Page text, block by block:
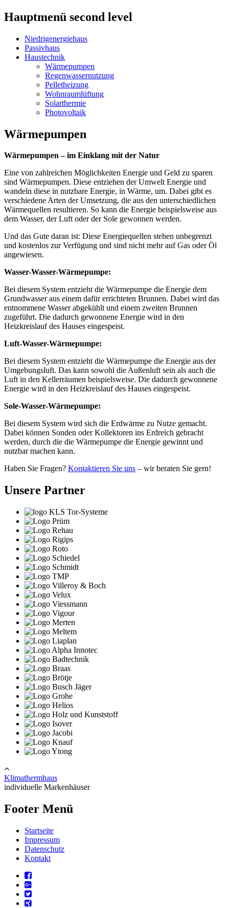
Hauptmenü second level
Niedrigenergiehaus
Passivhaus
Haustechnik
Wärmepumpen
Regenwassernutzung
Pelletheizung
Wohnraumlüftung
Solarthermie
Photovoltaik
Wärmepumpen
Wärmepumpen – im Einklang mit der Natur
Eine von zahlreichen Möglichkeiten Energie und Geld zu sparen
sind Wärmepumpen. Diese entziehen der Umwelt Energie und
wandeln diese in nutzbare Energie, in Wärme, um. Dabei gibt es
verschiedene Arten der Umsetzung, die aus den unterschiedlichen
Wärmequellen resultieren. So kann die Energie beispielsweise aus
dem Wasser, der Luft oder der Sole gewonnen werden.
Und das Gute daran ist: Diese Energiequellen stehen unbegrenzt
und kostenlos zur Verfügung und sind nicht mehr auf Gas oder Öl
angewiesen.
Wasser-Wasser-Wärmepumpe:
Bei diesem System entzieht die Wärmepumpe die Energie dem
Grundwasser aus einem dafür errichteten Brunnen. Dabei wird das
entnommene Wasser abgekühlt und einem zweiten Brunnen
zugeführt. Die dadurch gewonnene Energie wird in den
Heizkreislauf des Hauses eingespeist.
Luft-Wasser-Wärmepumpe:
Bei diesem System entzieht die Wärmepumpe die Energie aus der
Umgebungsluft. Das kann sowohl die Außenluft sein als auch die
Luft in den Kellerräumen beispielsweise. Die dadurch gewonnene
Energie wird in den Heizkreislauf des Hauses eingespeist.
Sole-Wasser-Wärmepumpe:
Bei diesem System wird sich die Erdwärme zu Nutze gemacht.
Dabei können Sonden oder Kollektoren ins Erdreich gebracht
werden, durch die die Wärmepumpe die Energie gewinnt und
nutzbar machen kann.
Haben Sie Fragen? Kontaktieren Sie uns – wir beraten Sie gern!
Unsere Partner
Klimathermhaus
individuelle Markenhäuser
Footer Menü
Startseite
Impressum
Datenschutz
Kontakt
facebook
google+
twitter
xing